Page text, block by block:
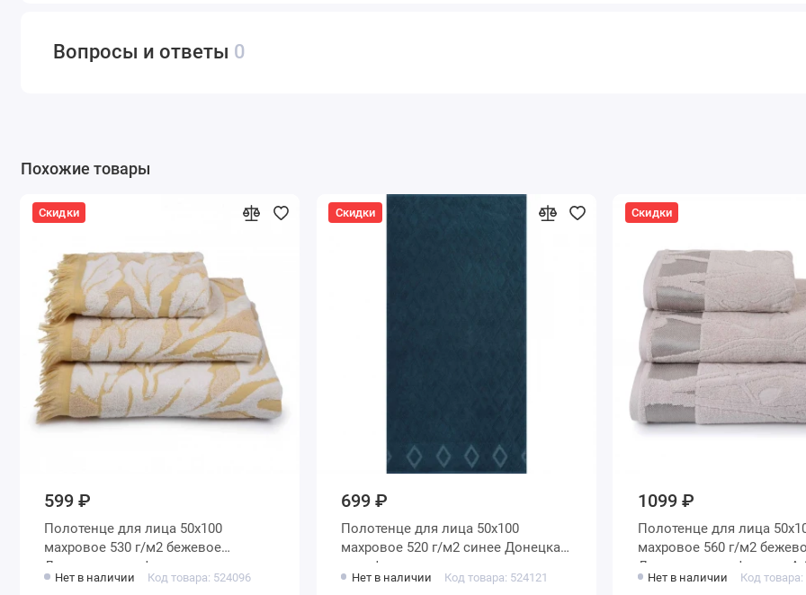
Вопросы и ответы 0
Похожие товары
Скидки
599 ₽
Полотенце для лица 50х100
махровое 530 г/м2 бежевое
Донецкая мануфактура
Нет в наличии Код товара: 524096
Скидки
699 ₽
Полотенце для лица 50х100
махровое 520 г/м2 синее Донецкая
мануфактура
Нет в наличии Код товара: 524121
Скидки
1099 ₽
Полотенце для лица 50х100
махровое 560 г/м2 бежевое
Донецкая мануфактура
primavera
Нет в наличии Код